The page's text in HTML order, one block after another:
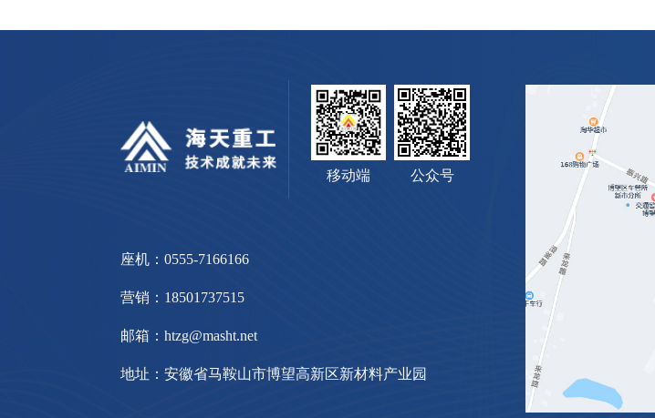
移动端 公众号
座机：0555-7166166
营销：18501737515
邮箱：htzg@masht.net
地址：安徽省马鞍山市博望高新区新材料产业园